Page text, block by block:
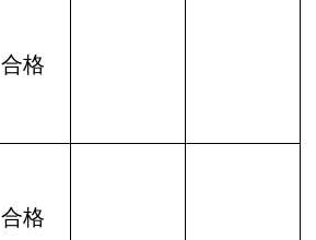
合格
合格